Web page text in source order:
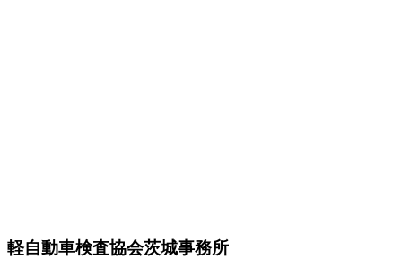
軽自動車検査協会茨城事務所